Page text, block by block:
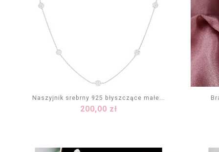
Naszyjnik srebrny 925 błyszczące małe...
Cena
200,00 zł
DODAJ DO KOSZYKA